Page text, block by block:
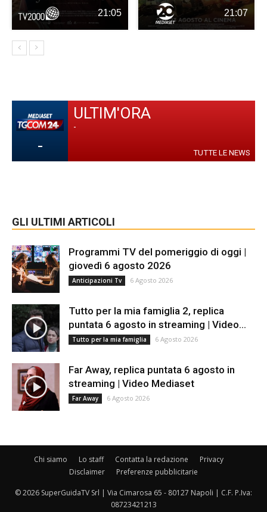
21:05 21:07
-
ULTIM'ORA
-
TUTTE LE NEWS
GLI ULTIMI ARTICOLI
Programmi TV del pomeriggio di oggi |
giovedì 6 agosto 2026
Anticipazioni Tv 6 Agosto 2026
Tutto per la mia famiglia 2, replica
puntata 6 agosto in streaming | Video...
Tutto per la mia famiglia 6 Agosto 2026
Far Away, replica puntata 6 agosto in
streaming | Video Mediaset
Far Away 6 Agosto 2026
Chi siamo Lo staff Contatta la redazione
Privacy
Disclaimer
Preferenze pubblicitarie
© 2026 SuperGuidaTV Srl | Via Cimarosa 65 - 80127 Napoli | C.F. P.Iva:
08723421213